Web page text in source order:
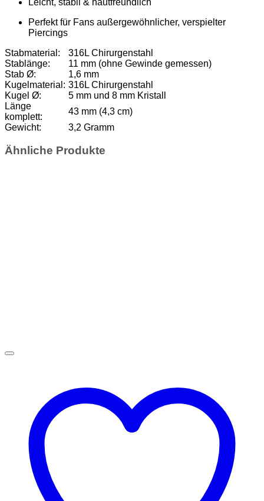
Perfekt für Fans außergewöhnlicher, verspielter
Piercings
Stabmaterial:
316L Chirurgenstahl
Stablänge:
11 mm (ohne Gewinde gemessen)
Stab Ø:
1,6 mm
Kugelmaterial: 316L Chirurgenstahl
Kugel Ø:
5 mm und 8 mm Kristall
Länge
komplett:
43 mm (4,3 cm)
Gewicht:
3,2 Gramm
Ähnliche Produkte